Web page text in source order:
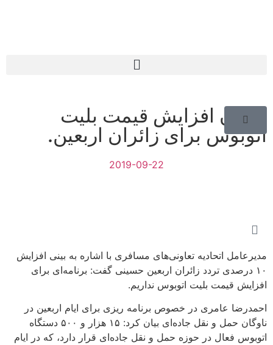
میزان افزایش قیمت بلیت
اتوبوس برای زائران اربعین.
2019-09-22
مدیرعامل اتحادیه تعاونی‌های مسافری با اشاره به بینی افزایش
۱۰ درصدی تردد زائران اربعین حسینی گفت: برنامه‌ای برای
افزایش قیمت بلیت اتوبوس نداریم.
احمدرضا عامری در خصوص برنامه ریزی برای ایام اربعین در
ناوگان حمل و نقل جاده‌ای بیان کرد: ۱۵ هزار و ۵۰۰ دستگاه
اتوبوس فعال در حوزه حمل و نقل جاده‌ای قرار دارد، که در ایام